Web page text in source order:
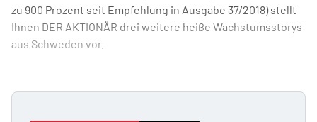
zu 900 Prozent seit Empfehlung in Ausgabe 37/2018) stellt
Ihnen DER AKTIONÄR drei weitere heiße Wachstumsstorys
aus Schweden vor.